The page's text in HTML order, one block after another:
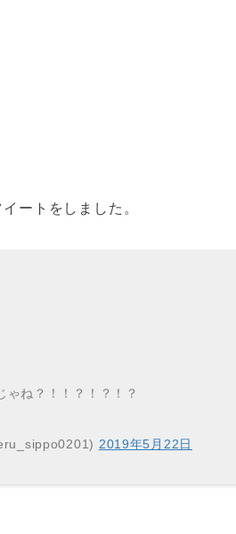
ートをしました。
ゃね？！！？！？！？
2019年5月22日